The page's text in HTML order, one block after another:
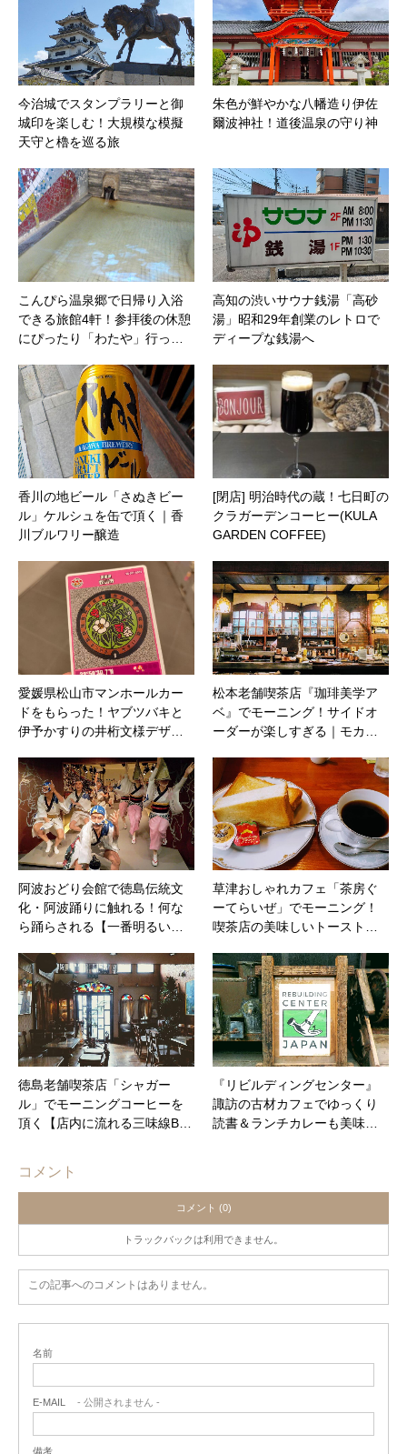
今治城でスタンプラリーと御
城印を楽しむ！大規模な模擬
天守と櫓を巡る旅
朱色が鮮やかな八幡造り伊佐
爾波神社！道後温泉の守り神
こんぴら温泉郷で日帰り入浴
できる旅館4軒！参拝後の休憩
にぴったり「わたや」行っ…
高知の渋いサウナ銭湯「高砂
湯」昭和29年創業のレトロで
ディープな銭湯へ
香川の地ビール「さぬきビー
ル」ケルシュを缶で頂く｜香
川ブルワリー醸造
[閉店] 明治時代の蔵！七日町の
クラガーデンコーヒー(KULA
GARDEN COFFEE)
愛媛県松山市マンホールカー
ドをもらった！ヤブツバキと
伊予かすりの井桁文様デザ…
松本老舗喫茶店『珈琲美学ア
ベ』でモーニング！サイドオ
ーダーが楽しすぎる｜モカ…
阿波おどり会館で徳島伝統文
化・阿波踊りに触れる！何な
ら踊らされる【一番明るい…
草津おしゃれカフェ「茶房ぐ
ーてらいぜ」でモーニング！
喫茶店の美味しいトースト…
徳島老舗喫茶店「シャガー
ル」でモーニングコーヒーを
頂く【店内に流れる三味線B…
『リビルディングセンター』
諏訪の古材カフェでゆっくり
読書＆ランチカレーも美味…
コメント
コメント (0)
トラックバックは利用できません。
この記事へのコメントはありません。
名前
E-MAIL - 公開されません -
備考